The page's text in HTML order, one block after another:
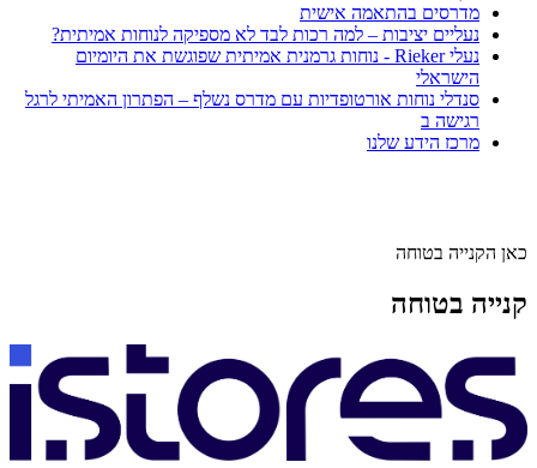
מדרסים בהתאמה אישית
נעליים יציבות – למה רכות לבד לא מספיקה לנוחות אמיתית?
נעלי Rieker - נוחות גרמנית אמיתית שפוגשת את היומיום
הישראלי
סנדלי נוחות אורטופדיות עם מדרס נשלף – הפתרון האמיתי לרגל
רגישה ב
מרכז הידע שלנו
כאן הקנייה בטוחה
קנייה בטוחה